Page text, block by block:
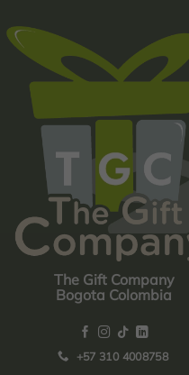
The Gift Company
Bogota Colombia
+57 310 4008758